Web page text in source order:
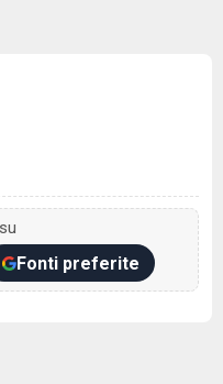
Fonti preferite